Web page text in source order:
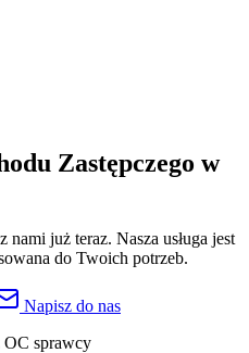
Zastępczego w
już teraz. Nasza usługa jest
do Twoich potrzeb.
Napisz do nas
OC sprawcy